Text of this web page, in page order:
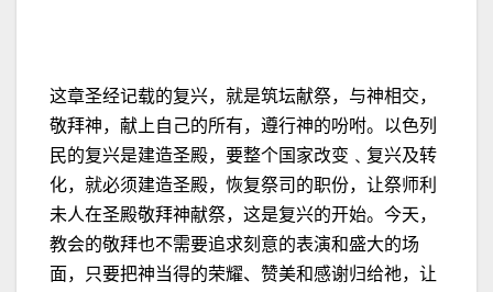
这章圣经记载的复兴，就是筑坛献祭，与神相交，
敬拜神，献上自己的所有，遵行神的吩咐。以色列
民的复兴是建造圣殿，要整个国家改变﹑复兴及转
化，就必须建造圣殿，恢复祭司的职份，让祭师利
未人在圣殿敬拜神献祭，这是复兴的开始。今天，
教会的敬拜也不需要追求刻意的表演和盛大的场
面，只要把神当得的荣耀、赞美和感谢归给祂，让